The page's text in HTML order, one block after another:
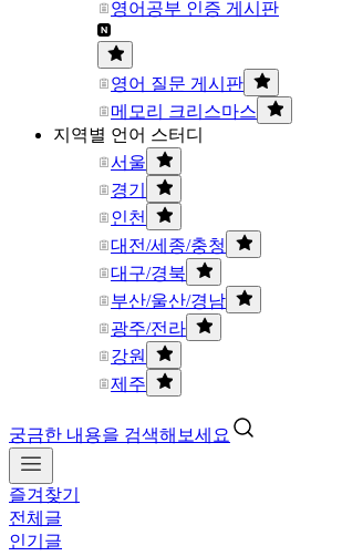
영어공부 인증 게시판
영어 질문 게시판
메모리 크리스마스
지역별 언어 스터디
서울
경기
인천
대전/세종/충청
대구/경북
부산/울산/경남
광주/전라
강원
제주
궁금한 내용을 검색해보세요
즐겨찾기
전체글
인기글